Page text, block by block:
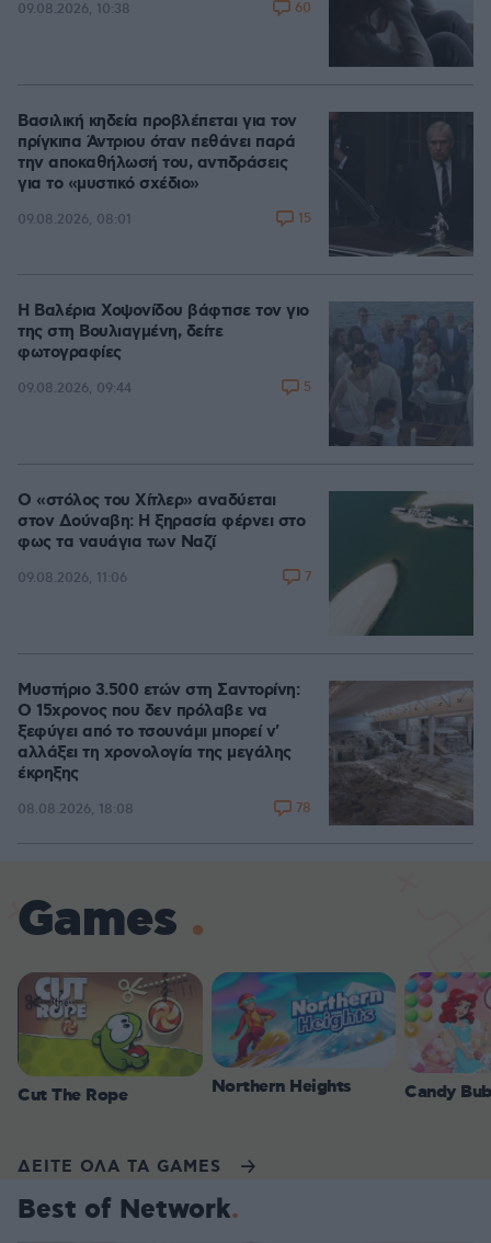
09.08.2026, 10:38 60
Βασιλική κηδεία προβλέπεται για τον
πρίγκιπα Άντριου όταν πεθάνει παρά
την αποκαθήλωσή του, αντιδράσεις
για το «μυστικό σχέδιο»
09.08.2026, 08:01 15
Η Βαλέρια Χοψονίδου βάφτισε τον γιο
της στη Βουλιαγμένη, δείτε
φωτογραφίες
09.08.2026, 09:44 5
Ο «στόλος του Χίτλερ» αναδύεται
στον Δούναβη: Η ξηρασία φέρνει στο
φως τα ναυάγια των Ναζί
09.08.2026, 11:06 7
Μυστήριο 3.500 ετών στη Σαντορίνη:
Ο 15χρονος που δεν πρόλαβε να
ξεφύγει από το τσουνάμι μπορεί ν'
αλλάξει τη χρονολογία της μεγάλης
έκρηξης
08.08.2026, 18:08 78
Games
Cut The Rope Northern Heights Candy
ΔΕΙΤΕ ΟΛΑ ΤΑ GAMES
Best of Network